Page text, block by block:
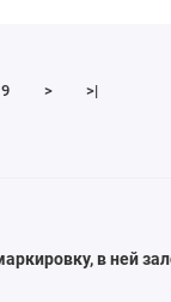
9 > >|
в ней